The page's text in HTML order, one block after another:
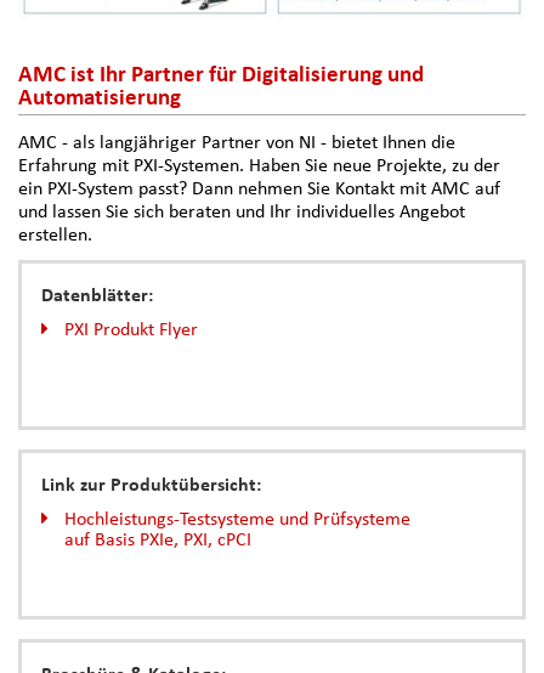
AMC ist Ihr Partner für Digitalisierung und
Automatisierung
AMC - als langjähriger Partner von NI - bietet Ihnen die
Erfahrung mit PXI-Systemen. Haben Sie neue Projekte, zu der
ein PXI-System passt? Dann nehmen Sie Kontakt mit AMC auf
und lassen Sie sich beraten und Ihr individuelles Angebot
erstellen.
Datenblätter:
PXI Produkt Flyer
Link zur Produktübersicht:
Hochleistungs-Testsysteme und Prüfsysteme
auf Basis PXIe, PXI, cPCI